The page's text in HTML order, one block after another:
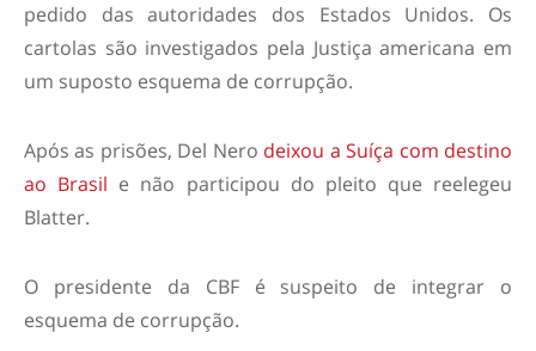
pedido das autoridades dos Estados Unidos. Os
cartolas são investigados pela Justiça americana em
um suposto esquema de corrupção.
Após as prisões, Del Nero deixou a Suíça com destino
ao Brasil e não participou do pleito que reelegeu
Blatter.
O presidente da CBF é suspeito de integrar o
esquema de corrupção.